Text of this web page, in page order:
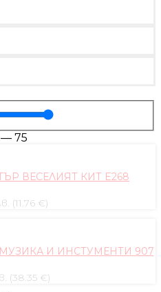
— 75
ВЕСЕЛИЯТ КИТ E268
(11.76 €)
И ИНСТУМЕНТИ 907
(38.35 €)